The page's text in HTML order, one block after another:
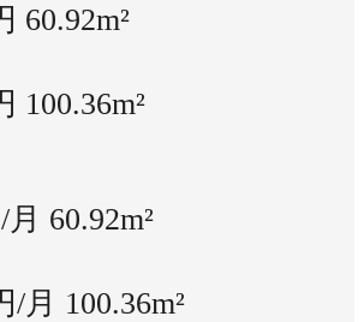
60.92m²
100.36m²
60.92m²
/月 100.36m²